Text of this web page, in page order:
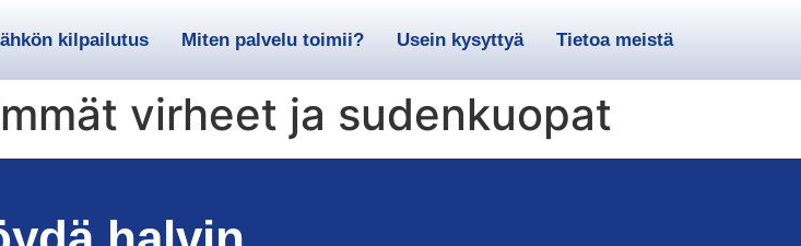
kilpailutus Miten palvelu toimii? Usein kysyttyä Tietoa meistä
virheet ja sudenkuopat